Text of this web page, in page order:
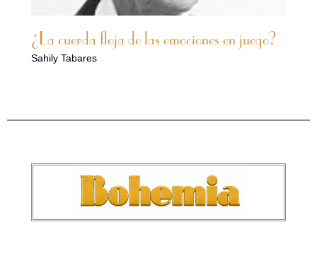
¿La cuerda floja de las emociones en juego?
Sahily Tabares